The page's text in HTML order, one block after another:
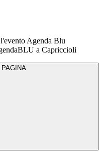
a Capriccioli